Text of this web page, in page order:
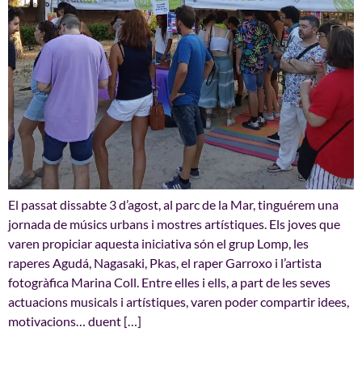
El passat dissabte 3 d’agost, al parc de la Mar, tinguérem una
jornada de músics urbans i mostres artístiques. Els joves que
varen propiciar aquesta iniciativa són el grup Lomp, les
raperes Agudá, Nagasaki, Pkas, el raper Garroxo i l’artista
fotogràfica Marina Coll. Entre elles i ells, a part de les seves
actuacions musicals i artístiques, varen poder compartir idees,
motivacions… duent […]